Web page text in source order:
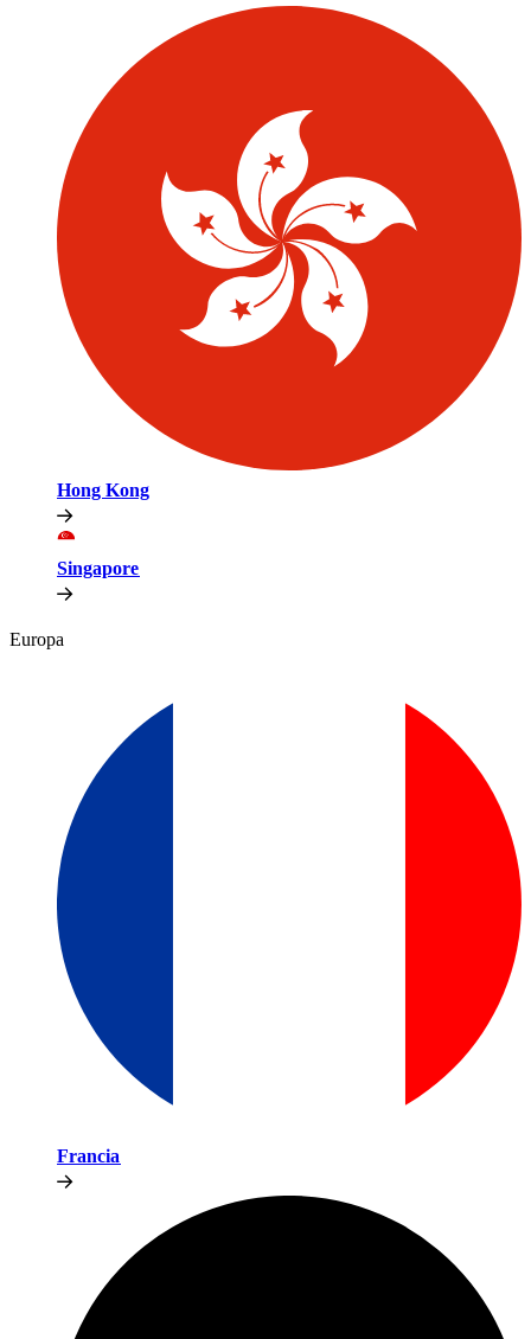
Hong Kong​​
Singapore​​
Europa​​
Francia​​